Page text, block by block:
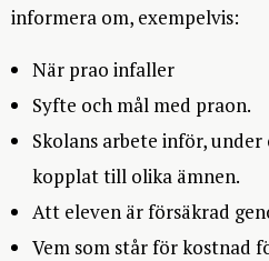
informera om, exempelvis:
När prao infaller
Syfte och mål med praon.
Skolans arbete inför,
kopplat till olika ämnen.
Att eleven är försäkrad
Vem som står för kostnad